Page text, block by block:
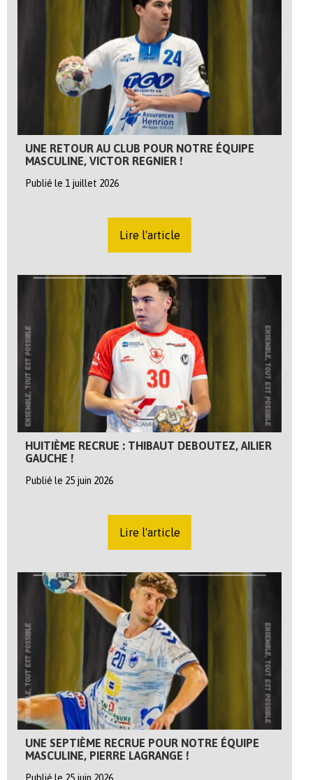
UNE RETOUR AU CLUB POUR NOTRE ÉQUIPE
MASCULINE, VICTOR REGNIER !
Publié le 1 juillet 2026
Lire l'article
HUITIÈME RECRUE : THIBAUT DEBOUTEZ, AILIER
GAUCHE !
Publié le 25 juin 2026
Lire l'article
UNE SEPTIÈME RECRUE POUR NOTRE ÉQUIPE
MASCULINE, PIERRE LAGRANGE !